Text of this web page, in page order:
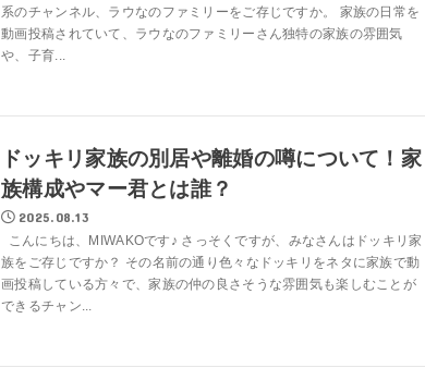
系のチャンネル、ラウなのファミリーをご存じですか。 家族の日常を
動画投稿されていて、ラウなのファミリーさん独特の家族の雰囲気
や、子育...
ドッキリ家族の別居や離婚の噂について！家
族構成やマー君とは誰？
2025.08.13
こんにちは、MIWAKOです♪ さっそくですが、みなさんはドッキリ家
族をご存じですか？ その名前の通り色々なドッキリをネタに家族で動
画投稿している方々で、家族の仲の良さそうな雰囲気も楽しむことが
できるチャン...